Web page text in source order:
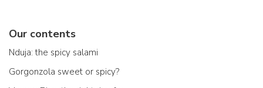
Our contents
Nduja: the spicy salami
Gorgonzola sweet or spicy?